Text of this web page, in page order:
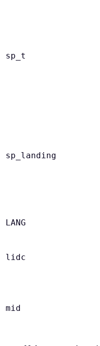
sp_t
sp_landing
LANG
lidc
mid